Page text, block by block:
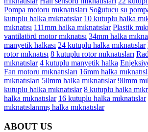
Pompa motoru mıknatısları Soğutucu su
kutuplu halka mıknatıslar 10 kutuplu halka
mıknatısı 111mm halka mıknatıslar Plastik
vantilatörü motor mıknatısı 34mm halka
manyetik halkası 24 kutuplu halka mıknatıslar
rotor mıknatısı 8 kutuplu rotor mıknatısları
mıknatıslar 4 kutuplu manyetik halka
Fan motoru mıknatısları 16mm halka
mıknatısları 50mm halka mıknatıslar 90mm
kutuplu halka mıknatıslar 8 kutuplu halka
halka mıknatıslar 16 kutuplu halka mıknatıslar
mıknatıslanmış halka mıknatıslar
ABOUT US